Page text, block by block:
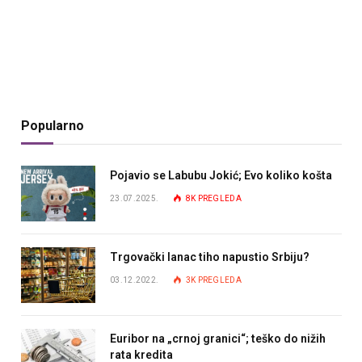
Popularno
Pojavio se Labubu Jokić; Evo koliko košta
23.07.2025. 8K PREGLEDA
Trgovački lanac tiho napustio Srbiju?
03.12.2022. 3K PREGLEDA
Euribor na „crnoj granici“; teško do nižih
rata kredita